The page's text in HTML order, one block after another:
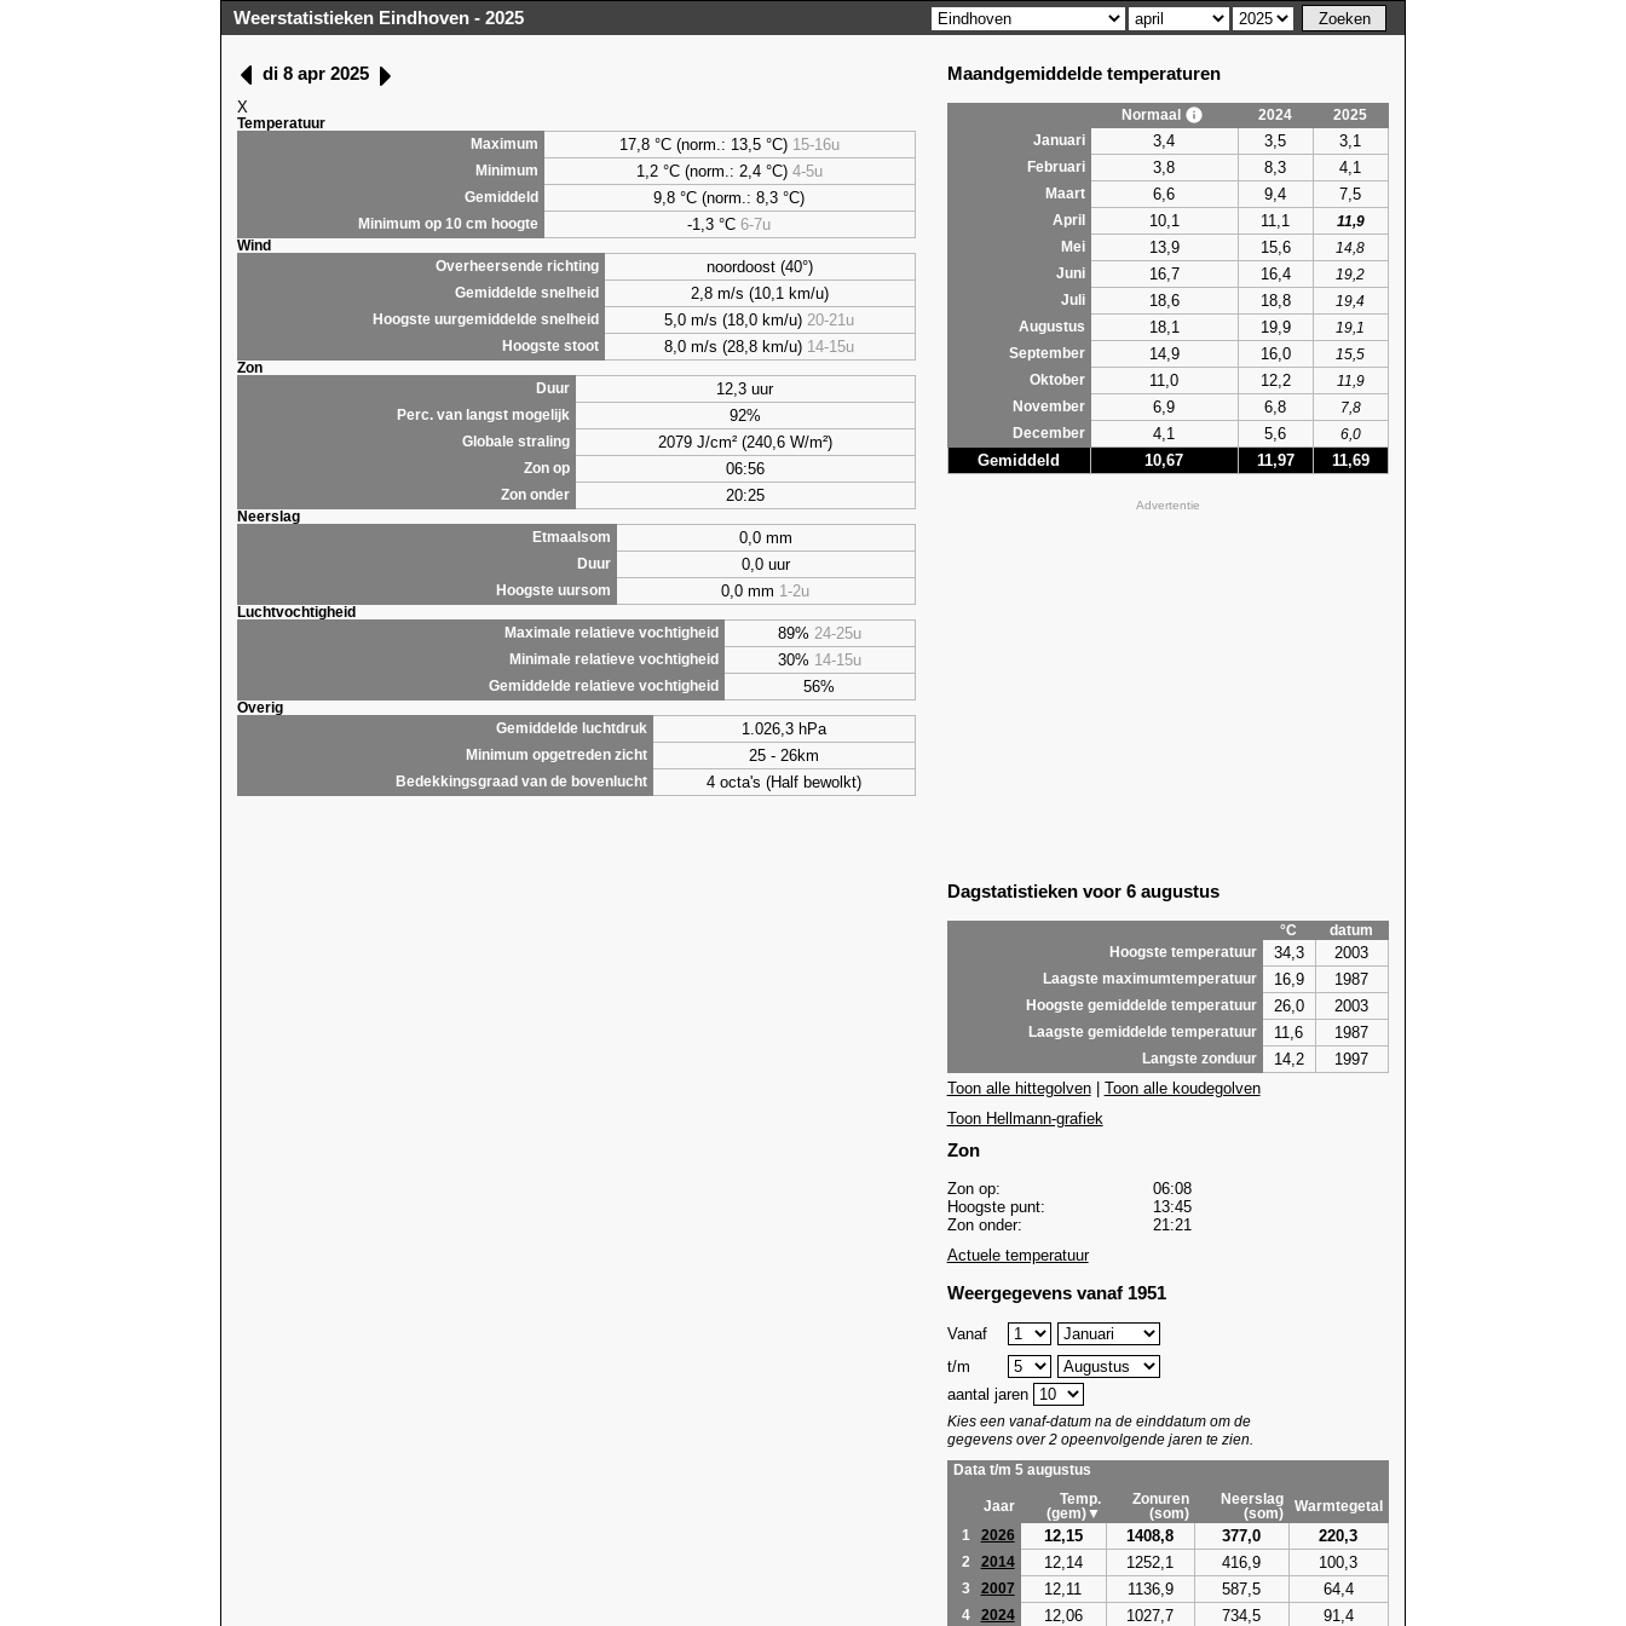
Weerstatistieken Eindhoven - 2025
di 8 apr 2025
X
Temperatuur
Maximum
17,8 °C (norm.: 13,5 °C) 15-16u
Minimum 1,2°C (norm.: 2,4 °C) 4-5u
Gemiddeld 9,8 °C (norm.: 8,3 °C)
Minimum op 10 cm hoogte -1,3 °C6-7u
Wind
Overheersende richting
noordoost (40°)
Gemiddelde snelheid 2,8 m/s (10,1 km/u)
Hoogste uurgemiddelde snelheid 5,0 m/s (18,0 km/u) 20-21u
Hoogste stoot 8,0 m/s (28,8 km/u) 14-15u
Zon
Duur
12,3 uur
Perc. van langst mogelijk 92%
Globale straling 2079 J/cm² (240,6 W/m²)
Zon op 06:56
Zon onder 20:25
Neerslag
Etmaalsom
0,0 mm
Duur 0,0 uur
Hoogste uursom 0,0 mm 1-2u
Luchtvochtigheid
Maximale relatieve vochtigheid
89% 24-25u
Minimale relatieve vochtigheid 30% 14-15u
Gemiddelde relatieve vochtigheid 56%
Overig
Gemiddelde luchtdruk
1.026,3 hPa
Minimum opgetreden zicht 25 - 26km
Bedekkingsgraad van de bovenlucht 4 octa's (Half bewolkt)
Maandgemiddelde temperaturen
Normaal 2024
2025
Januari
3,4 3,5 3,1
Februari 3,8 8,3 4,1
Maart 6,6 9,4 7,5
April 10,1 11,1
11,9
Mei
13,9 15,6
14,8
Juni
16,7 16,4
19,2
Juli
18,6 18,8
19,4
Augustus
18,1 19,9
19,1
September
14,9 16,0
15,5
Oktober
11,0 12,2
11,9
November
6,9 6,8
7,8
December
4,1 5,6 6,0
Gemiddeld 10,67 11,97 11,69
Advertentie
Dagstatistieken voor 6 augustus
°C
datum
Hoogste temperatuur
34,3 2003
Laagste maximumtemperatuur 16,9 1987
Hoogste gemiddelde temperatuur 26,0 2003
Laagste gemiddelde temperatuur 11,6 1987
Langste zonduur 14,2
1997
Toon alle hittegolven| Toon alle koudegolven
Toon Hellmann-grafiek
Zon
Zon op:
06:08
Hoogste punt:
13:45
Zon onder:
21:21
Actuele temperatuur
Weergegevens vanaf 1951
Vanaf
t/m
aantal jaren
Kies een vanaf-datum na de einddatum om de
gegevens over 2 opeenvolgende jaren te zien.
Data t/m 5 augustus
Jaar
Temp.
(gem)▼
Zonuren
(som)
Neerslag
(som)
Warmtegetal
1
2026 12,15 1408,8 377,0 220,3
2 2014 12,14 1252,1 416,9 100,3
3 2007 12,11 1136,9 587,5 64,4
4 2024 12,06 1027,7 734,5 91,4